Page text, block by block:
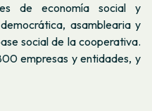
de economía social y
asamblearia y
social de la cooperativa.
empresas y entidades, y